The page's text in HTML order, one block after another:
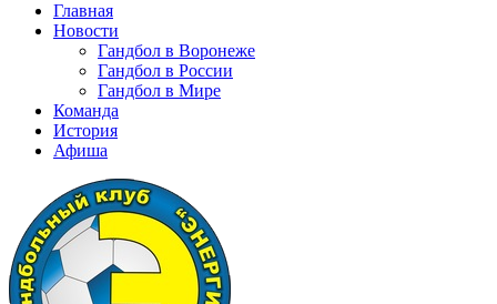
Главная
Новости
Гандбол в Воронеже
Гандбол в России
Гандбол в Мире
Команда
История
Афиша